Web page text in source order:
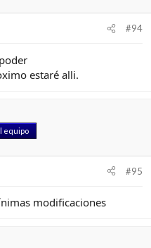
#94
estaré alli.
equipo
#95
modificaciones